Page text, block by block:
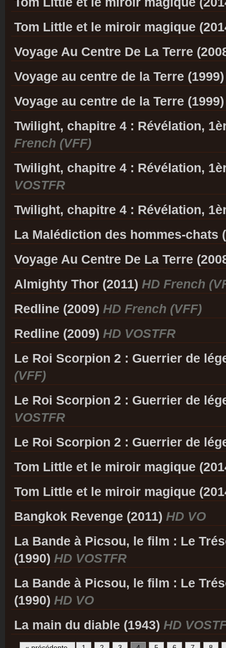
Tom Little et le miroir magique
Voyage Au Centre De La Terre
Voyage au centre de la Terre
Voyage au centre de la Terre
Twilight, chapitre 4 : Révélation,
French (VFF)
Twilight, chapitre 4 : Révélation,
VOSTFR
Twilight, chapitre 4 : Révélation,
La Malédiction des hommes-chats
Voyage Au Centre De La Terre
Almighty Thor (2011) HD French
Redline (2009) HD French (VFF)
Redline (2009) HD VOSTFR
Le Roi Scorpion 2 : Guerrier de
(VFF)
Le Roi Scorpion 2 : Guerrier de
VOSTFR
Le Roi Scorpion 2 : Guerrier de
Tom Little et le miroir magique
Tom Little et le miroir magique
Bangkok Revenge (2011) HD VO
La Bande à Picsou, le film : Le
(1990) HD VOSTFR
La Bande à Picsou, le film : Le
(1990) HD VO
La main du diable (1943) HD